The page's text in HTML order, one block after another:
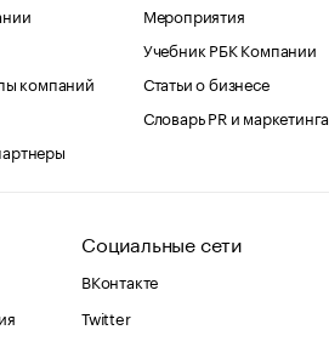
компаний
Мероприятия
Учебник РБК Компании
Статьи о бизнесе
Словарь PR и маркетинга
Социальные сети
ВКонтакте
Twitter